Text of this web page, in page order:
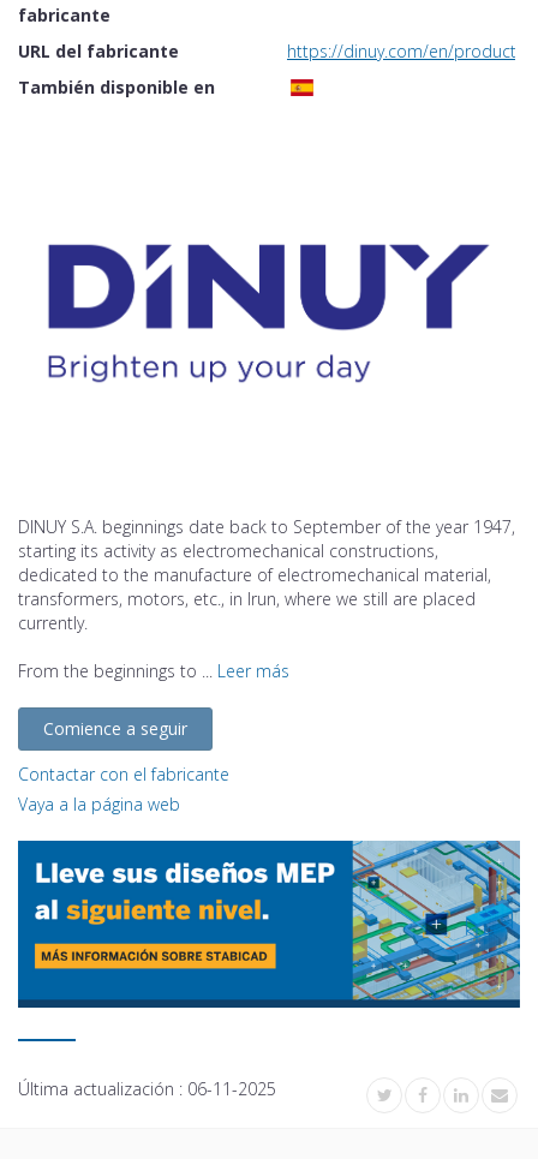
fabricante
URL del fabricante
https://dinuy.com/en/product/
También disponible en
DINUY S.A. beginnings date back to September of the year 1947,
starting its activity as electromechanical constructions,
dedicated to the manufacture of electromechanical material,
transformers, motors, etc., in Irun, where we still are placed
currently.
From the beginnings to ... Leer más
Comience a seguir
Contactar con el fabricante
Vaya a la página web
Última actualización : 06-11-2025